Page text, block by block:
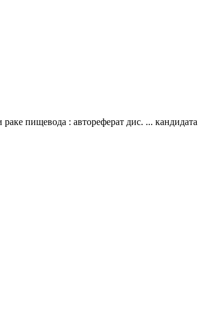
пищевода : автореферат дис. ...